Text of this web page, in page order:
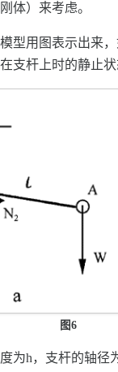
体）来考虑。
型用图表示出来，
支杆上时的静止状
图6
为h，支杆的轴径